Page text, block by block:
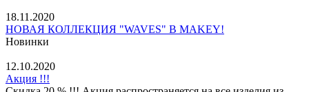
18.11.2020
НОВАЯ КОЛЛЕКЦИЯ "WAVES" В MAKEY!
Новинки
12.10.2020
Акция !!!